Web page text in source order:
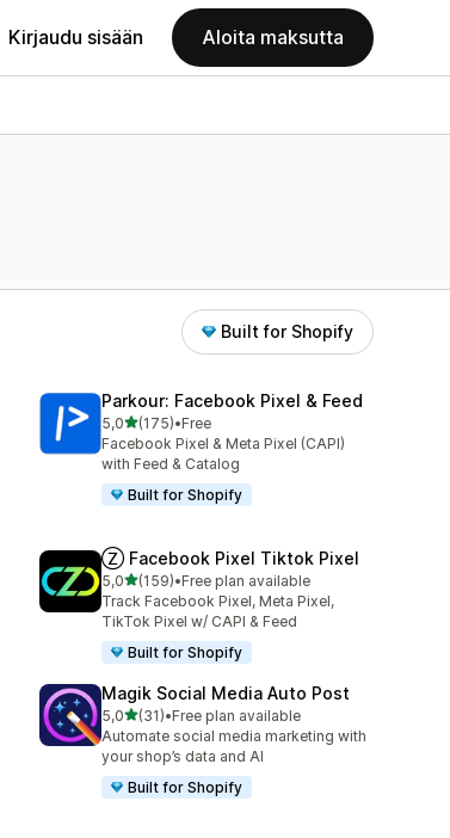
Kirjaudu sisään Aloita maksutta
Built for Shopify
Parkour: Facebook Pixel & Feed
5,0/ 5 tähteä
(175)
175 arvostelua yhteensä
•Free
Facebook Pixel & Meta Pixel (CAPI)
with Feed & Catalog
Built for Shopify
Ⓩ Facebook Pixel Tiktok Pixel
5,0/ 5 tähteä
(159)
159 arvostelua yhteensä
•Free plan available
Track Facebook Pixel, Meta Pixel,
TikTok Pixel w/ CAPI & Feed
Built for Shopify
Magik Social Media Auto Post
5,0/ 5 tähteä
(31)
31 arvostelua yhteensä
•Free plan available
Automate social media marketing with
your shop’s data and AI
Built for Shopify